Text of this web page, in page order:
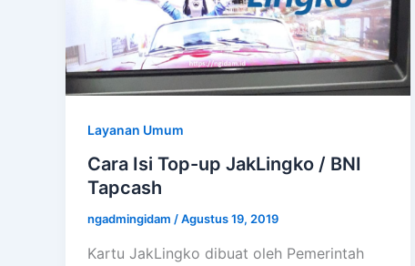
Layanan Umum
Cara Isi Top-up JakLingko / BNI
Tapcash
ngadmingidam /Agustus 19, 2019
Kartu JakLingko dibuat oleh Pemerintah